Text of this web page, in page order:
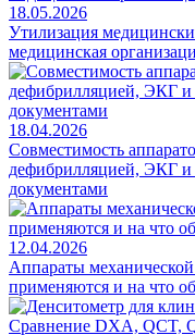
18.05.2026
Утилизация
медицинская
18.04.2026
Совместимость
дефибрилляцией, ЭКГ
документами
12.04.2026
Аппараты
применяются и на что